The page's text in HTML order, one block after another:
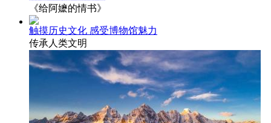
《给阿嬷的情书》
触摸历史文化 感受博物馆魅力
传承人类文明